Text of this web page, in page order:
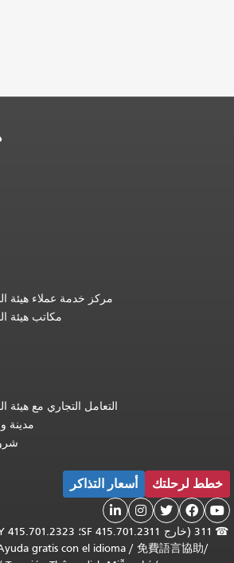
مركز خدمة عملاء هيئة
مكاتب هيئة
التعامل التجاري مع
مدينة
خطط لرحلتك أسعار التذاكر





☎
/
免費語言協助
/
gratis con el idioma